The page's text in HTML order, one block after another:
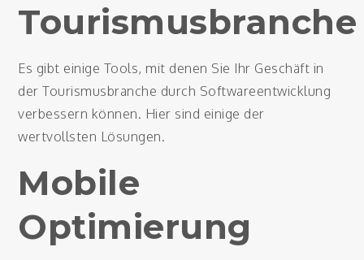
Tourismusbranche
Es gibt einige Tools, mit denen Sie Ihr Geschäft in
der Tourismusbranche durch Softwareentwicklung
verbessern können. Hier sind einige der
wertvollsten Lösungen.
Mobile
Optimierung